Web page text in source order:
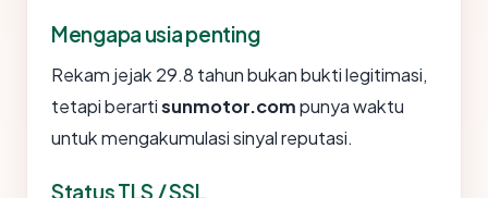
Mengapa usia penting
Rekam jejak 29.8 tahun bukan bukti legitimasi,
tetapi berartisunmotor.compunya waktu
untuk mengakumulasi sinyal reputasi.
Status TLS / SSL